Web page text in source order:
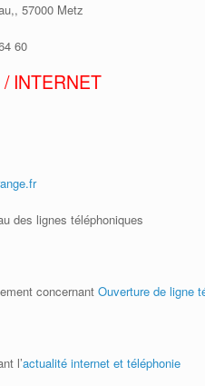
57000 Metz
60
INTERNET
des lignes téléphoniques
concernant Ouverture de ligne
l’actualité internet et téléphonie